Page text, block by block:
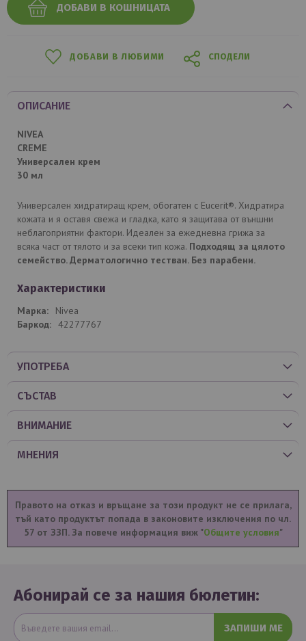
ДОБАВИ В КОШНИЦАТА
ДОБАВИ В ЛЮБИМИ СПОДЕЛИ
ОПИСАНИЕ
NIVEA
CREME
Универсален крем
30 мл
Универсален хидратиращ крем, обогатен с Eucerit®. Хидратира
кожата и я оставя свежа и гладка, като я защитава от външни
неблагоприятни фактори. Идеален за ежедневна грижа за
всяка част от тялото и за всеки тип кожа. Подходящ за цялото
семейство. Дерматологично тестван. Без парабени.
Характеристики
Nivea
42277767
УПОТРЕБА
СЪСТАВ
ВНИМАНИЕ
МНЕНИЯ
Правото на отказ и връщане за този продукт не се прилага,
тъй като продуктът попада в законовите изключения по чл.
57 от ЗЗП. За повече информация виж "Общите условия"
Абонирай се за нашия бюлетин:
ЗАПИШИ МЕ